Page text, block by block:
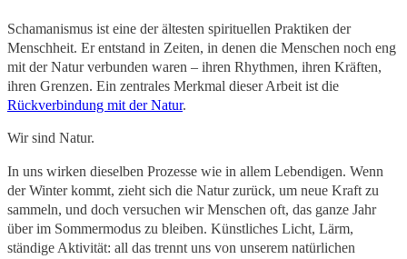
Schamanismus ist eine der ältesten spirituellen Praktiken der
Menschheit. Er entstand in Zeiten, in denen die Menschen noch eng
mit der Natur verbunden waren – ihren Rhythmen, ihren Kräften,
ihren Grenzen. Ein zentrales Merkmal dieser Arbeit ist die
Rückverbindung mit der Natur.
Wir sind Natur.
In uns wirken dieselben Prozesse wie in allem Lebendigen. Wenn
der Winter kommt, zieht sich die Natur zurück, um neue Kraft zu
sammeln, und doch versuchen wir Menschen oft, das ganze Jahr
über im Sommermodus zu bleiben. Künstliches Licht, Lärm,
ständige Aktivität: all das trennt uns von unserem natürlichen